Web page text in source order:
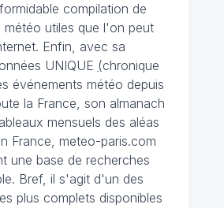
compilation de
météo utiles que l'on peut
Enfin, avec sa
UNIQUE (chronique
événements météo depuis
la France, son almanach
mensuels des aléas
France, meteo-paris.com
une base de recherches
Bref, il s'agit d'un des
plus complets disponibles